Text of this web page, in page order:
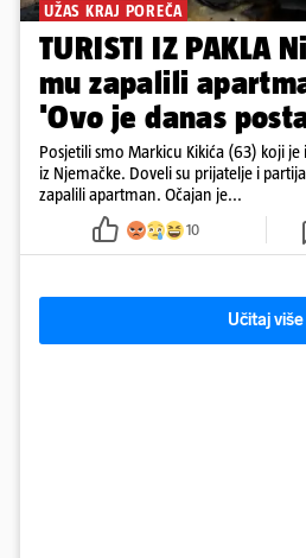
UŽAS KRAJ POREČA
TURISTI IZ PAKLA
mu zapalili
'Ovo je danas
Posjetili smo Markicu Kikića (63) koji
iz Njemačke. Doveli su prijatelje i
zapalili apartman. Očajan je...
10
Učitaj više